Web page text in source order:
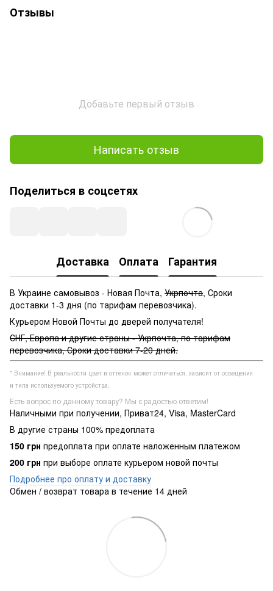
Отзывы
Добавьте первый отзыв
Написать отзыв
Поделиться в соцсетях
Доставка Оплата Гарантия
В Украине самовывоз - Новая Почта, Укрпочта, Сроки
доставки 1-3 дня (по тарифам перевозчика).
Курьером Новой Почты до дверей получателя!
СНГ, Европа и другие страны - Укрпочта, по тарифам
перевозчика, Сроки доставки 7-20 дней.
* Внимание! В реальности цвет и оттенок может отличаться, зависит от освещения
и типа используемого устройства.
Есть вопрос по данному товару? Мы с радостью ответим!
Наличными при получении, Приват24, Visa, MasterCard
В другие страны 100% предоплата
150 грн предоплата при оплате наложенным платежом
200 грн при выборе оплате курьером новой почты
Подробнее про оплату и доставку
Обмен / возврат товара в течение 14 дней